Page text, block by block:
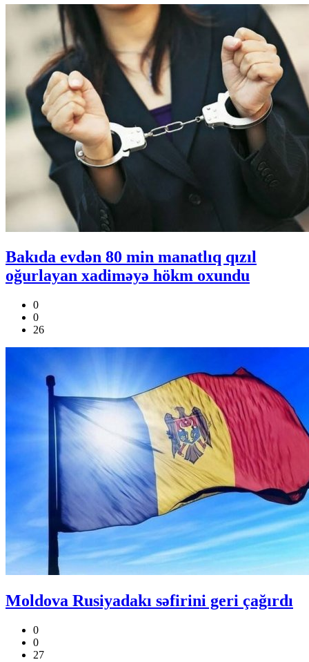
Bakıda evdən 80 min manatlıq qızıl
oğurlayan xadiməyə hökm oxundu
0
0
26
Moldova Rusiyadakı səfirini geri çağırdı
0
0
27